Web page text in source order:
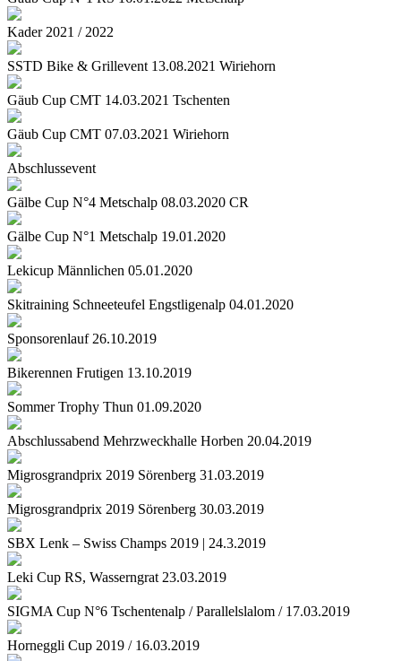
Kader 2021 / 2022
SSTD Bike & Grillevent 13.08.2021 Wiriehorn
Gäub Cup CMT 14.03.2021 Tschenten
Gäub Cup CMT 07.03.2021 Wiriehorn
Abschlussevent
Gälbe Cup N°4 Metschalp 08.03.2020 CR
Gälbe Cup N°1 Metschalp 19.01.2020
Lekicup Männlichen 05.01.2020
Skitraining Schneeteufel Engstligenalp 04.01.2020
Sponsorenlauf 26.10.2019
Bikerennen Frutigen 13.10.2019
Sommer Trophy Thun 01.09.2020
Abschlussabend Mehrzweckhalle Horben 20.04.2019
Migrosgrandprix 2019 Sörenberg 31.03.2019
Migrosgrandprix 2019 Sörenberg 30.03.2019
SBX Lenk – Swiss Champs 2019 | 24.3.2019
Leki Cup RS, Wasserngrat 23.03.2019
SIGMA Cup N°6 Tschentenalp / Parallelslalom / 17.03.2019
Horneggli Cup 2019 / 16.03.2019